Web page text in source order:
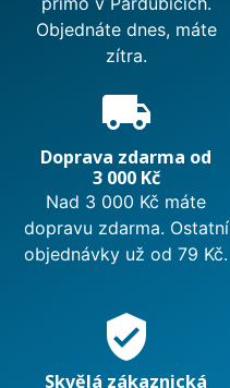
Objednáte dnes, máte
zítra.
local_shipping
Doprava zdarma od
3 000 Kč
Nad 3 000 Kč máte
dopravu zdarma. Ostatní
objednávky už od 79 Kč.
verified_user
Skvělá zákaznická